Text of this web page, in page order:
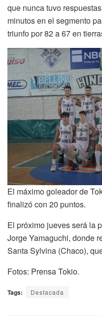
que nunca tuvo
minutos en el segmento
triunfo por 82 a 67 en
El máximo goleador de
finalizó con 20 puntos.
El próximo jueves será la
Jorge Yamaguchi, donde
Santa Sylvina (Chaco),
Fotos: Prensa Tokio.
Tags: Destacada